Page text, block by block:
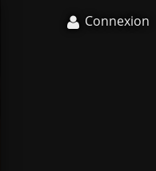
Connexion